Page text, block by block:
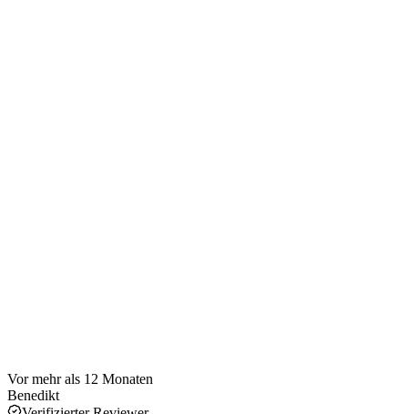
Vor mehr als 12 Monaten
Benedikt